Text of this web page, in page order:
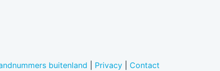
buitenland Privacy| Contact